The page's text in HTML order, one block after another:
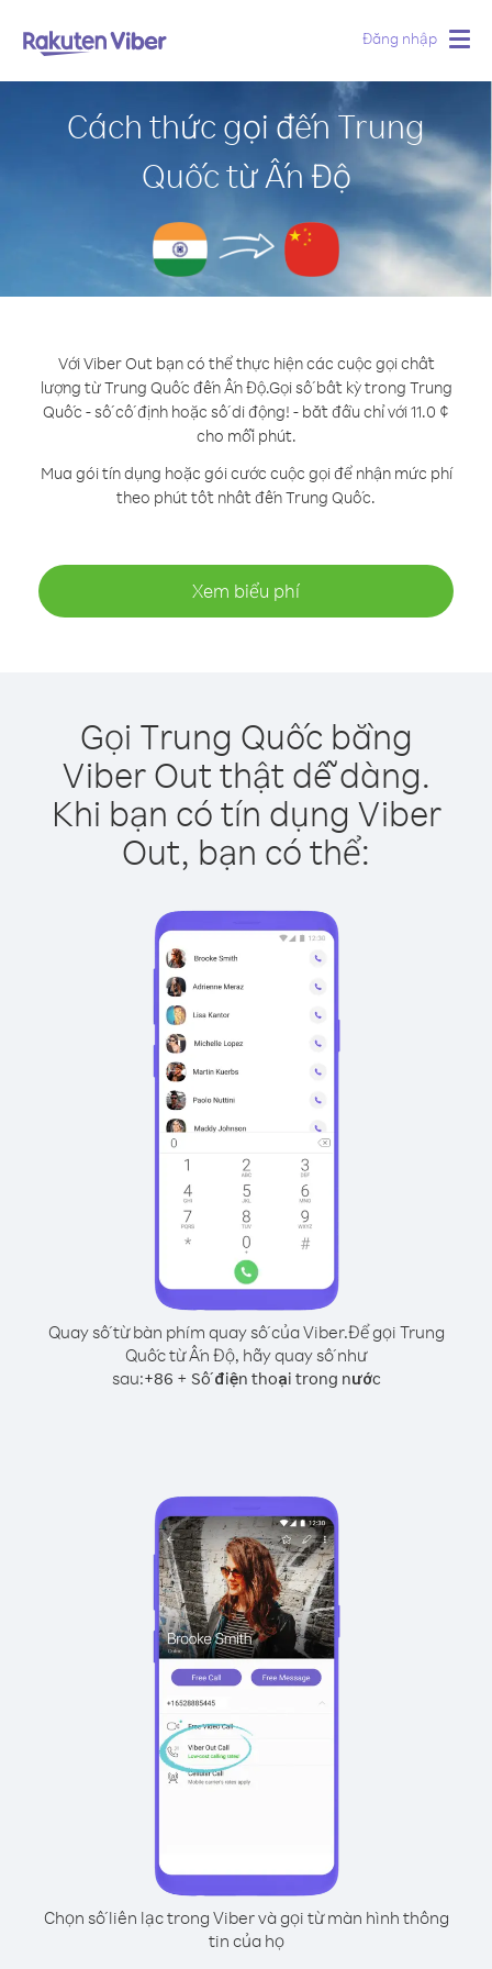
Đăng nhập
Cách thức gọi đến Trung
Quốc từ Ấn Độ
Với Viber Out bạn có thể thực hiện các cuộc gọi chất
lượng từ Trung Quốc đến Ấn Độ.Gọi số bất kỳ trong Trung
Quốc - số cố định hoặc số di động! - bắt đầu chỉ với 11.0 ¢
cho mỗi phút.
Mua gói tín dụng hoặc gói cước cuộc gọi để nhận mức phí
theo phút tốt nhất đến Trung Quốc.
Xem biểu phí
Gọi Trung Quốc bằng
Viber Out thật dễ dàng.
Khi bạn có tín dụng Viber
Out, bạn có thể:
Quay số từ bàn phím quay số của Viber.Để gọi Trung
Quốc từ Ấn Độ, hãy quay số như
sau:+86 + Số điện thoại trong nước
Chọn số liên lạc trong Viber và gọi từ màn hình thông
tin của họ